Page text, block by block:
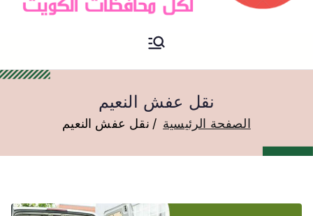
نقل عفش الكويت
نقل عفش النعيم
الصفحة الرئيسية نقل عفش النعيم